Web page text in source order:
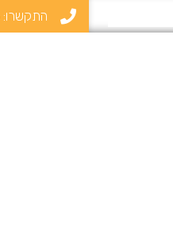
התקשרו: